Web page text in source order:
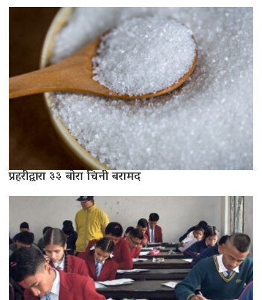
प्रहरीद्वारा ३३ बोरा चिनी बरामद